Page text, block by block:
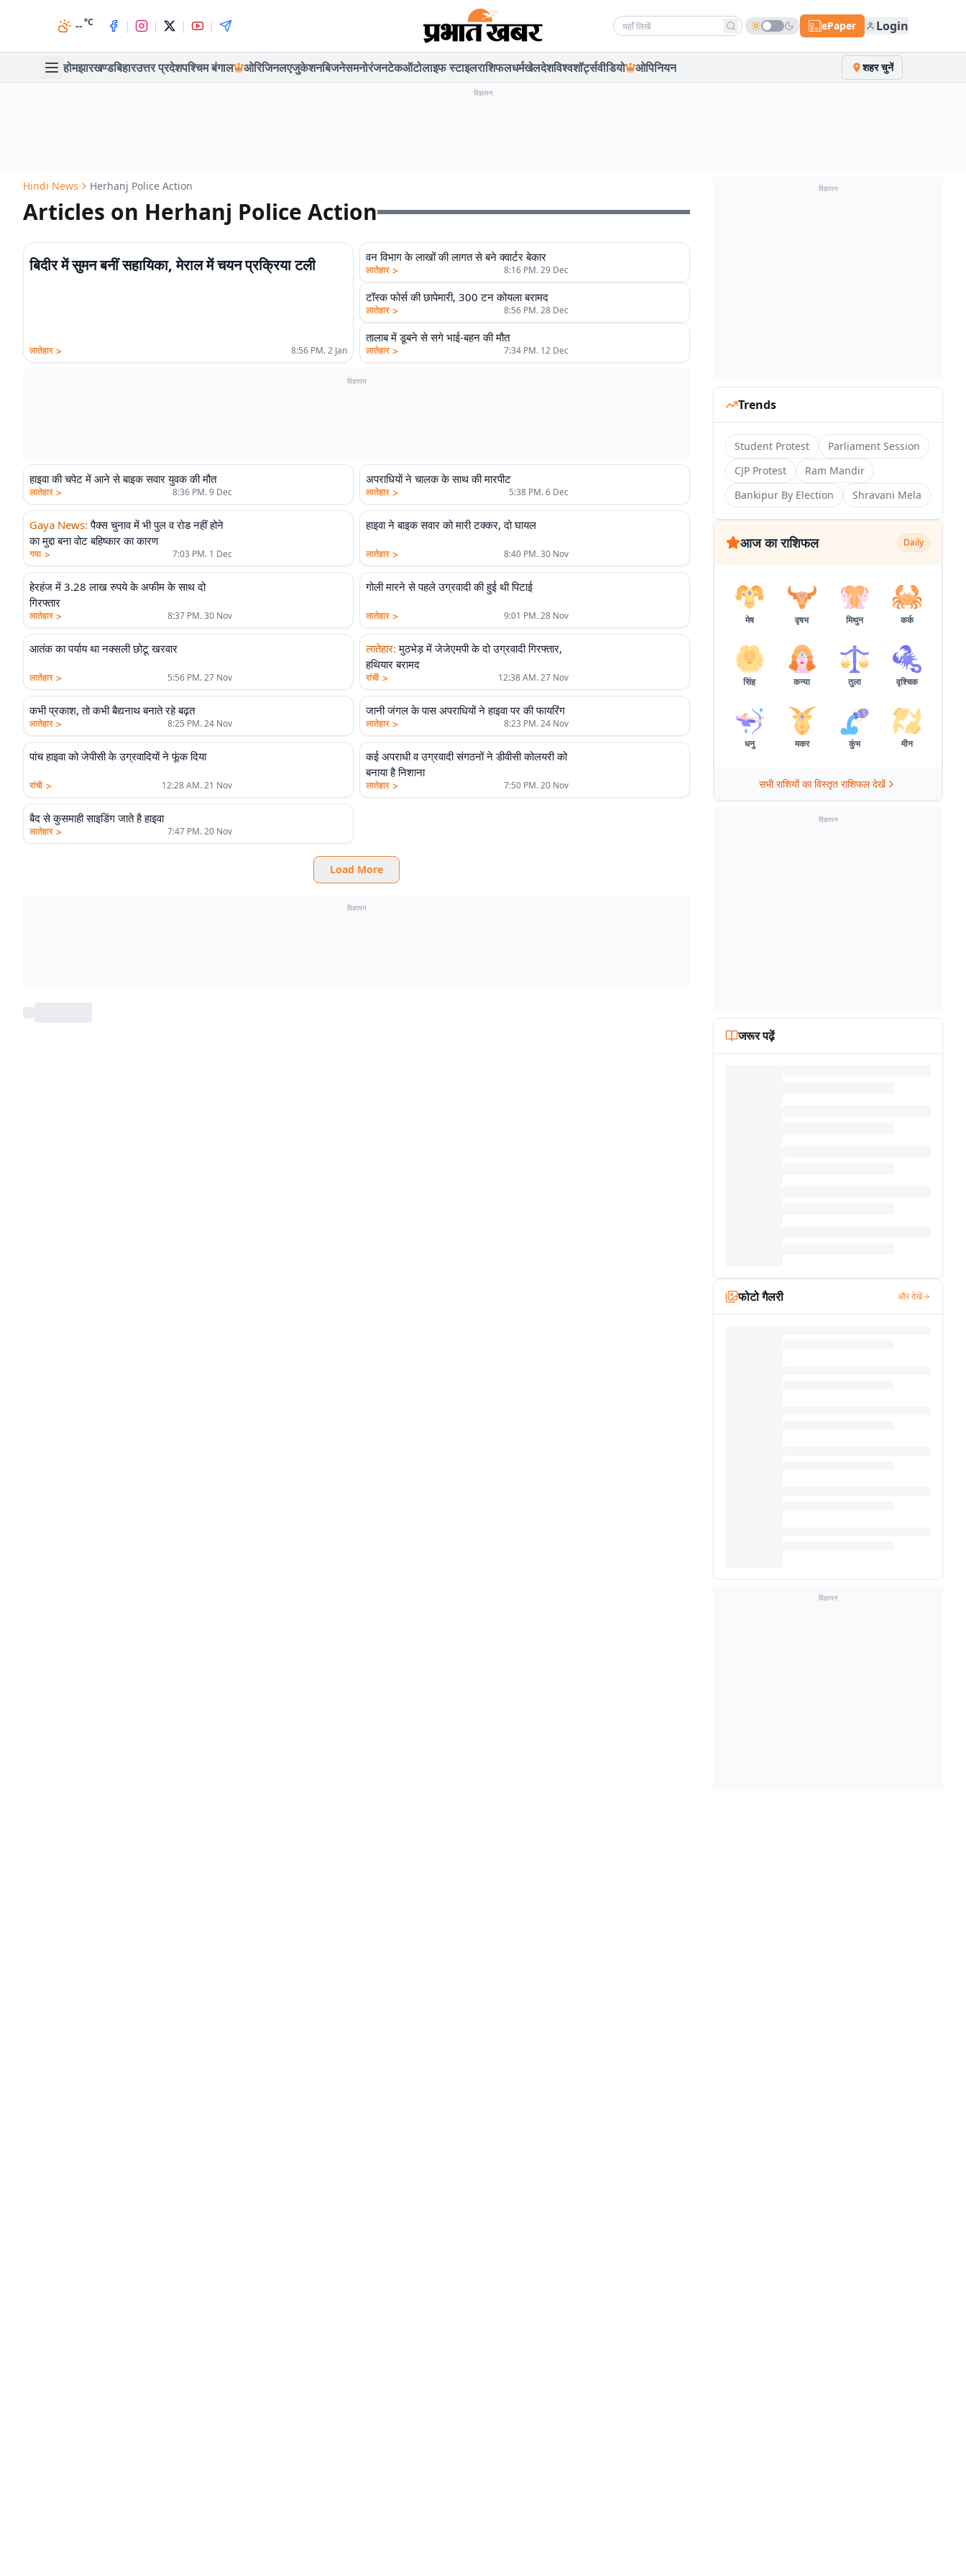
--°C | | | | Search news ePaper Login
होमझारखण्डबिहारउत्तर प्रदेशपश्चिम बंगाल ओरिजिनलएजुकेशनबिजनेसमनोरंजनटेकऑटोलाइफ स्टाइलराशिफलधर्मखेलदेशविश्वशॉर्ट्सवीडियो ओपिनियन शहर चुनें
विज्ञापन
Hindi News Herhanj Police Action
Articles on Herhanj Police Action
बिदीर में सुमन बनीं सहायिका, मेराल में चयन प्रक्रिया टली
लातेहार > 8:56 PM. 2 Jan
वन विभाग के लाखों की लागत से बने क्वार्टर बेकार
लातेहार > 8:16 PM. 29 Dec
टॉस्क फोर्स की छापेमारी, 300 टन कोयला बरामद
लातेहार > 8:56 PM. 28 Dec
तालाब में डूबने से सगे भाई-बहन की मौत
लातेहार > 7:34 PM. 12 Dec
विज्ञापन
हाइवा की चपेट में आने से बाइक सवार युवक की मौत
लातेहार > 8:36 PM. 9 Dec
अपराधियाें ने चालक के साथ की मारपीट
लातेहार > 5:38 PM. 6 Dec
Gaya News: पैक्स चुनाव में भी पुल व रोड नहीं होने
का मुद्दा बना वोट बहिष्कार का कारण
गया > 7:03 PM. 1 Dec
हाइवा ने बाइक सवार को मारी टक्कर, दो घायल
लातेहार > 8:40 PM. 30 Nov
हेरहंज में 3.28 लाख रुपये के अफीम के साथ दो
गिरफ्तार
लातेहार > 8:37 PM. 30 Nov
गोली मारने से पहले उग्रवादी की हुई थी पिटाई
लातेहार > 9:01 PM. 28 Nov
आतंक का पर्याय था नक्सली छोटू खरवार
लातेहार > 5:56 PM. 27 Nov
लातेहार: मुठभेड़ में जेजेएमपी के दो उग्रवादी गिरफ्तार,
हथियार बरामद
रांची > 12:38 AM. 27 Nov
कभी प्रकाश, तो कभी बैद्यनाथ बनाते रहे बढ़त
लातेहार > 8:25 PM. 24 Nov
जानी जंगल के पास अपराधियों ने हाइवा पर की फायरिंग
लातेहार > 8:23 PM. 24 Nov
पांच हाइवा को जेपीसी के उग्रवादियों ने फूंक दिया
रांची > 12:28 AM. 21 Nov
कई अपराधी व उग्रवादी संगठनों ने डीवीसी कोलयरी को
बनाया है निशाना
लातेहार > 7:50 PM. 20 Nov
बैद से कुसमाही साइडिंग जाते है हाइवा
लातेहार > 7:47 PM. 20 Nov
Load More
विज्ञापन
विज्ञापन
Trends
Student Protest
Parliament Session
CJP Protest
Ram Mandir
Bankipur By Election
Shravani Mela
आज का राशिफल Daily
मेष वृषभ मिथुन कर्क
सिंह कन्या तुला वृश्चिक
धनु मकर कुंभ मीन
सभी राशियों का विस्तृत राशिफल देखें
विज्ञापन
जरूर पढ़ें
फोटो गैलरी और देखें
विज्ञापन